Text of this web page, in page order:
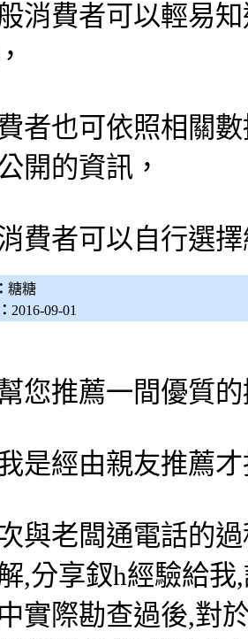
消費者可以輕易
者也可依照相關
開的資訊，
費者可以自行選
糖糖
2016-09-01
您推薦一間優質的
是經由親友推薦
與老闆通電話的
,分享釵h經驗給
實際勘查過後,對